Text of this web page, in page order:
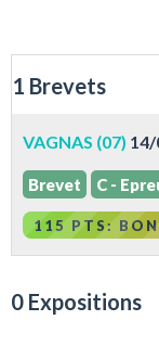
1 Brevets
VAGNAS (07)
Brevet C -
115 PTS: BON
0 Expositions